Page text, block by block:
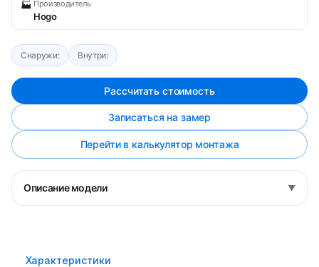
🏭 Производитель
Hogo
Снаружи: Внутри:
Рассчитать стоимость
Записаться на замер
Перейти в калькулятор монтажа
Описание модели ▼
Характеристики